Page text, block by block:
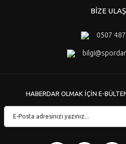
BİZE
0507
HABERDAR OLMAK İÇİN E-